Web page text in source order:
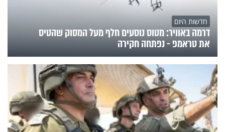
חדשות היום
דרמה באוויר: מטוס נוסעים חלף מעל המסוק שהטיס
את טראמפ - נפתחה חקירה